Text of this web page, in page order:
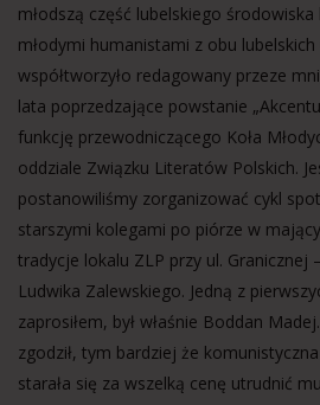
młodszą część lubelskiego
młodymi humanistami z obu
współtworzyło redagowany przeze
lata poprzedzające powstanie
funkcję przewodniczącego Koła
oddziale Związku Literatów Polskich.
postanowiliśmy zorganizować cykl
starszymi kolegami po piórze w
tradycje lokalu ZLP przy ul. Granicznej
Ludwika Zalewskiego. Jedną z
zaprosiłem, był właśnie Boddan
zgodził, tym bardziej że
starała się za wszelką cenę utrudnić